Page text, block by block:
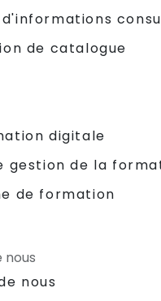
d'informations
de catalogue
digitale
gestion de la
de formation
nous
nous